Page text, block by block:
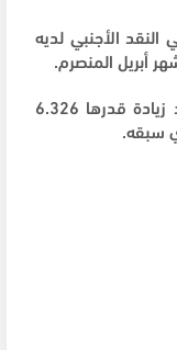
النقد الأجنبي لديه
ولفت البنك، أن هذا المبلغ الإجمالي يعد زيادة قدرها 6.326
سبقه.